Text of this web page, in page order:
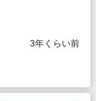
3年くらい前